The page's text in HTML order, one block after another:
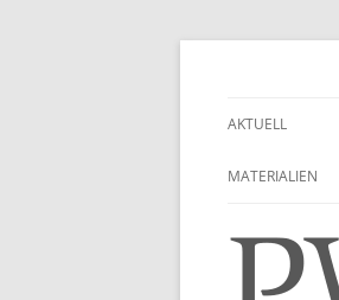
Zum
AKTUELL
MATERIALIEN